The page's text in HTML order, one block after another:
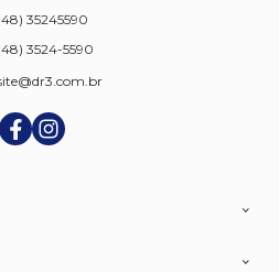
35245590
3524-5590